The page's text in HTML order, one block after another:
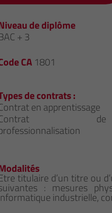
de diplôme
+ 3
CA1801
de contrats :
en apprentissage
de
titulaire d’un titre ou
: mesures
industrielle,